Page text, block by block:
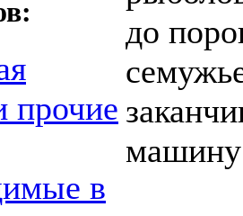
прочие
в
до
машину